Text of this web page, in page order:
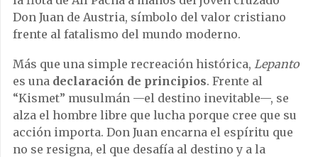
Don Juan de Austria, símbolo del valor cristiano
frente al fatalismo del mundo moderno.
Más que una simple recreación histórica, Lepanto
es una declaración de principios. Frente al
“Kismet” musulmán —el destino inevitable—, se
alza el hombre libre que lucha porque cree que su
acción importa. Don Juan encarna el espíritu que
no se resigna, el que desafía al destino y a la